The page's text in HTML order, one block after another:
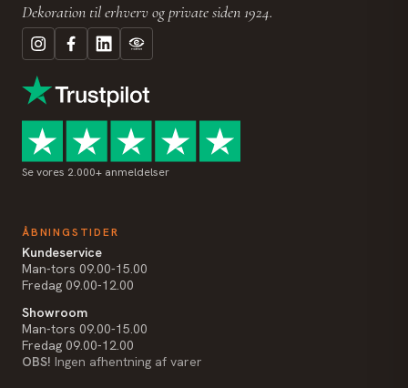
Dekoration til erhverv og private siden 1924.
Se vores 2.000+ anmeldelser
ÅBNINGSTIDER
Kundeservice
Man-tors 09.00-15.00
Fredag 09.00-12.00
Showroom
Man-tors 09.00-15.00
Fredag 09.00-12.00
OBS! Ingen afhentning af varer